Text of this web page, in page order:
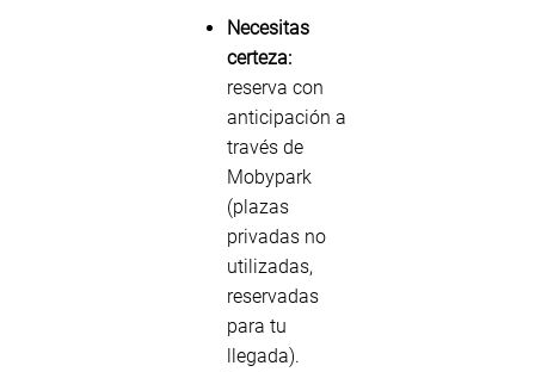
Necesitas
certeza:
reserva con
anticipación a
través de
Mobypark
(plazas
privadas no
utilizadas,
reservadas
para tu
llegada).